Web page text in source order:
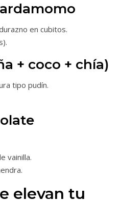
en cubitos.
+ coco + chía)
tipo pudín.
vainilla.
elevan tu